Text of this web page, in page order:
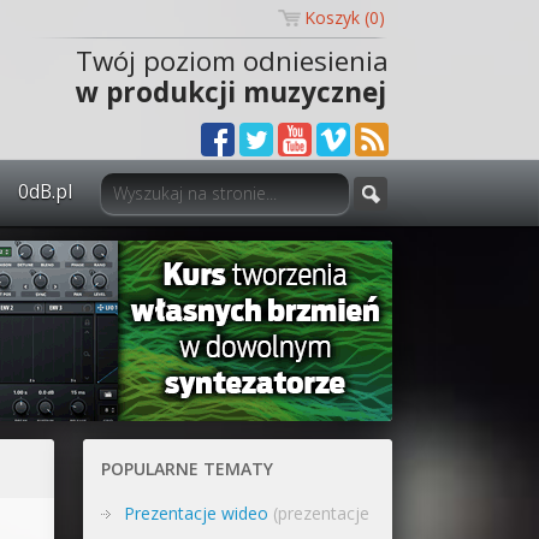
Koszyk (0)
Twój poziom odniesienia
w produkcji muzycznej
0dB.pl
0dB.pl - informacje
Newsletter
Materiały dla mediów
Archiwum aktualności
POPULARNE TEMATY
Prezentacje wideo (prezentacje